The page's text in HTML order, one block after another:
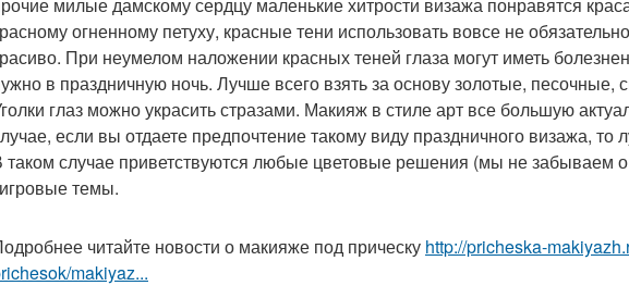
огненному петуху, красные тени использовать вовсе не
При неумелом наложении красных теней глаза могут иметь
в праздничную ночь. Лучше всего взять за основу золотые, песочные,
глаз можно украсить стразами. Макияж в стиле арт все большую
если вы отдаете предпочтение такому виду праздничного визажа,
таком случае приветствуются любые цветовые решения (мы не забываем
темы.
читайте новости о макияже под прическу http://pricheska-
makiyaz...